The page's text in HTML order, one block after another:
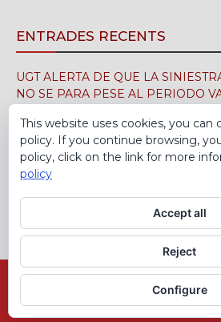
ENTRADES RECENTS
UGT ALERTA DE QUE LA
NO SE PARA PESE AL PERIODO
UGT FICA FIRMA EN EL SIMA EL
COLECTIVO DE LA INDUSTRIA
PERÍODO 2026-2029
30 de juliol de 2026
Avís Legal Política de
© Sindicat Comarcal UGT FICA
This website uses cookies, you can
policy. If you continue browsing,
policy, click on the link for more
policy
Accept all
Reject
Configure